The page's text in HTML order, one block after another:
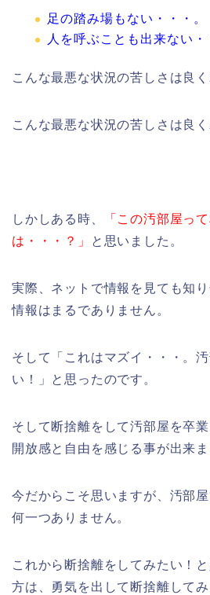
足の踏み場もない・・・。
人を呼ぶことも出来ない・
こんな最悪な状況の苦しさは良く
こんな最悪な状況の苦しさは良く
しかしある時、
「この汚部屋っ
は・・・？」
と思いました。
実際、ネットで情報を見ても知
情報はまるでありません。
そして「これはマズイ・・・。
い！」と思ったのです。
そして断捨離をして汚部屋を卒
開放感と自由を感じる事が出来ま
今だからこそ思いますが、汚部
何一つありません。
これから断捨離をしてみたい！
方は、勇気を出して断捨離してみ